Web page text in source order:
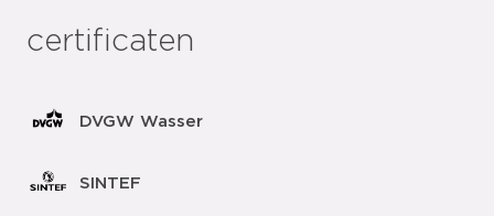
certificaten
DVGW Wasser
SINTEF